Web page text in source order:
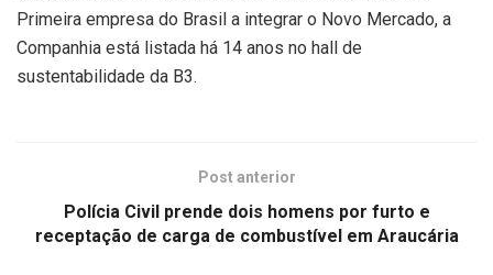
Primeira empresa do Brasil a integrar o Novo Mercado, a
Companhia está listada há 14 anos no hall de
sustentabilidade da B3.
Post anterior
Polícia Civil prende dois homens por furto e
receptação de carga de combustível em Araucária